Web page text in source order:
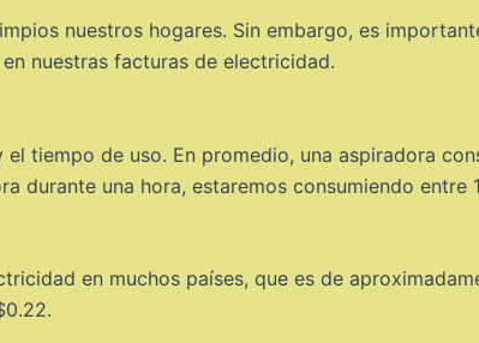
nuestros hogares. Sin embargo, es
nuestras facturas de electricidad.
tiempo de uso. En promedio, una aspiradora
durante una hora, estaremos consumiendo entre
en muchos países, que es de